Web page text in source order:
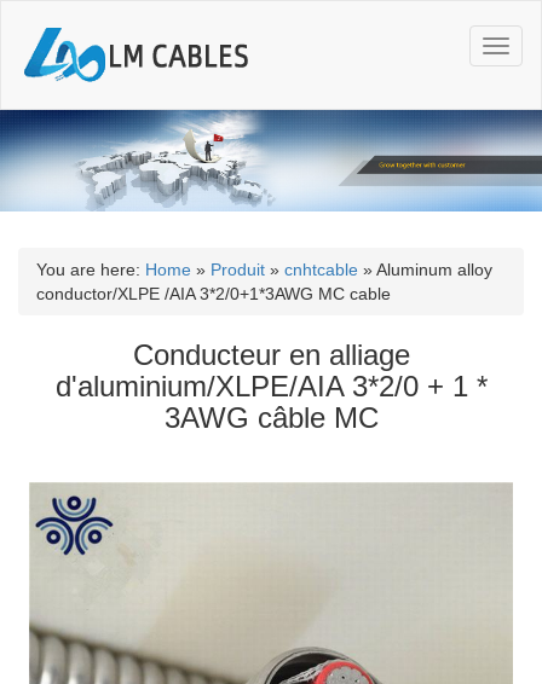
T
o
g
l
n
a
You are here: Home » Produit » cnhtcable »Aluminum alloy
conductor/XLPE /AIA 3*2/0+1*3AWG MC cable
Conducteur en alliage
d'aluminium/XLPE/AIA 3*2/0 + 1 *
3AWG câble MC